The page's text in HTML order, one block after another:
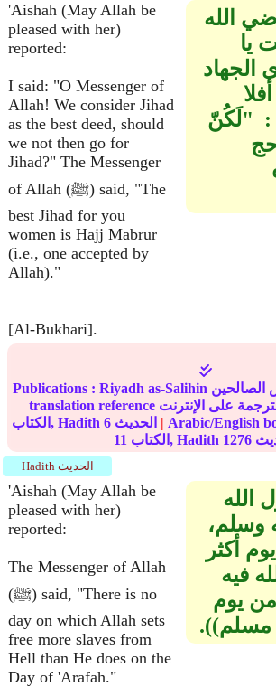
'Aishah (May Allah be
pleased with her)
reported:
I said: "O Messenger of
Allah! We consider Jihad
as the best deed, should
we not then go for
Jihad?" The Messenger
of Allah (ﷺ) said, "The
best Jihad for you
women is Hajj Mabrur
(i.e., one accepted by
Allah)."
[Al-Bukhari].
الله
يا
الجهاد
‏:‏ ‏ "‏لَكُنّ
Publications : Riyadh as-Salihin الصالحين
الكتاب, Hadith 6 | Arabic/English
11
الكتاب, Hadith 1276
Hadith الحديث
'Aishah (May Allah be
pleased with her)
reported:
The Messenger of Allah
(ﷺ) said, "There is no
day on which Allah sets
free more slaves from
Hell than He does on the
Day of 'Arafah."
الله
وسلم،
أكثر
فيه
من يوم
مسلم‏)‏‏)‏‏.‏